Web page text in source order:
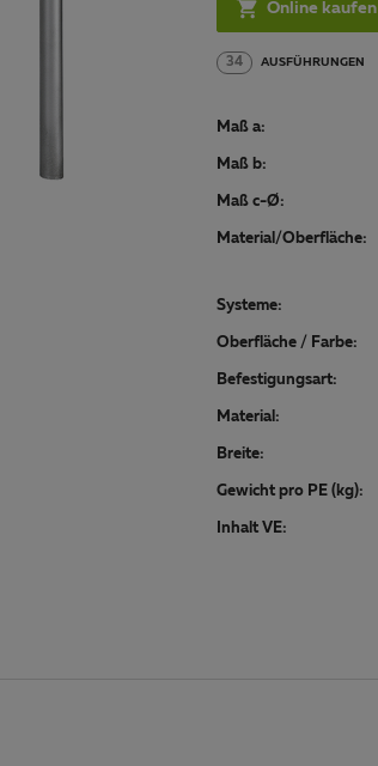
 Online kaufen
34 AUSFÜHRUNGEN
Maß a:
Maß b:
Maß c-Ø:
Material/Oberfläche:
Systeme:
Oberfläche / Farbe:
Befestigungsart:
Material:
Breite:
Gewicht pro PE (kg):
Inhalt VE: